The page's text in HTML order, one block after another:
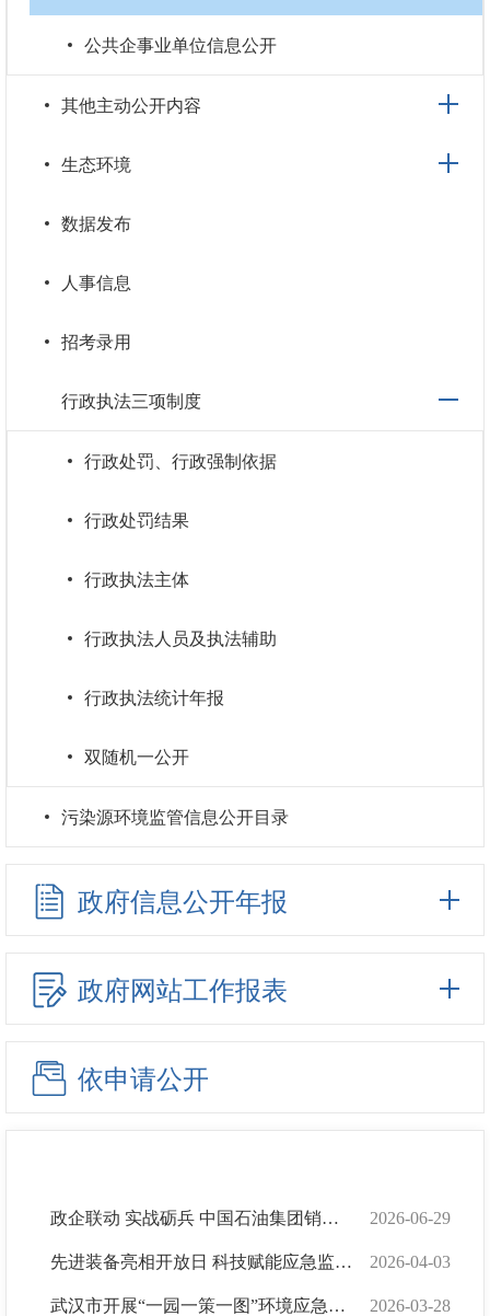
公共企事业单位信息公开
其他主动公开内容
生态环境
数据发布
人事信息
招考录用
行政执法三项制度
行政处罚、行政强制依据
行政处罚结果
行政执法主体
行政执法人员及执法辅助
行政执法统计年报
双随机一公开
污染源环境监管信息公开目录
政府信息公开年报
政府网站工作报表
依申请公开
政企联动 实战砺兵 中国石油集团销售业务突发事件应急演练在汉成功举行 2026-06-29
先进装备亮相开放日 科技赋能应急监测防线——武汉市生态环境监控中心第九期实验室开放日活... 2026-04-03
武汉市开展“一园一策一图”环境应急演练 2026-03-28